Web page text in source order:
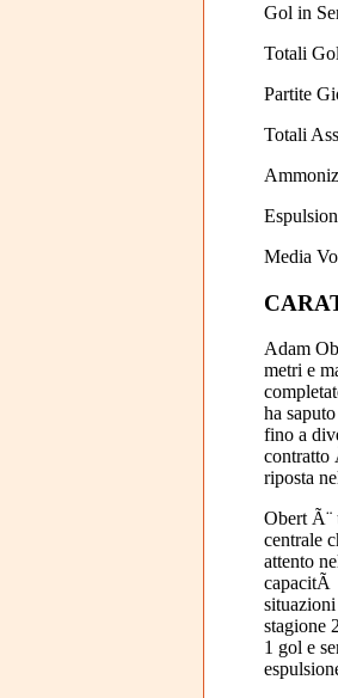
Gol in
Totali
Partite
Totali
Media
Adam
metri e
ha
fino a
contratto
riposta
Obert Ã¨
centrale
attento
capacitÃ
stagione
1 gol e